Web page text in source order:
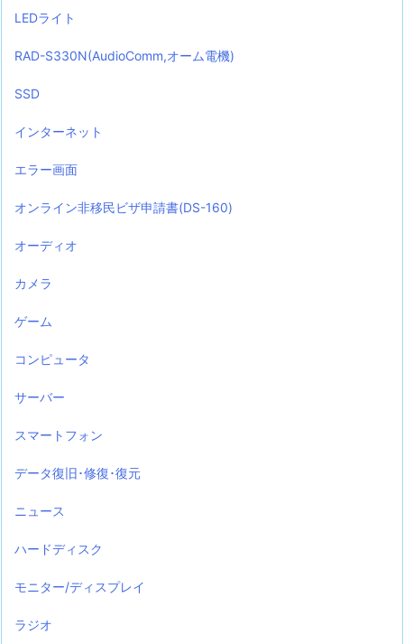
LEDライト
RAD-S330N(AudioComm,オーム電機)
SSD
インターネット
エラー画面
オンライン非移民ビザ申請書(DS-160)
オーディオ
カメラ
ゲーム
コンピュータ
サーバー
スマートフォン
データ復旧･修復･復元
ニュース
ハードディスク
モニター/ディスプレイ
ラジオ